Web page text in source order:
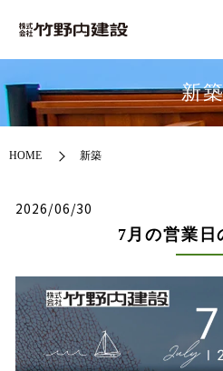
新
HOME 新築
2026/06/30
7月の営業日